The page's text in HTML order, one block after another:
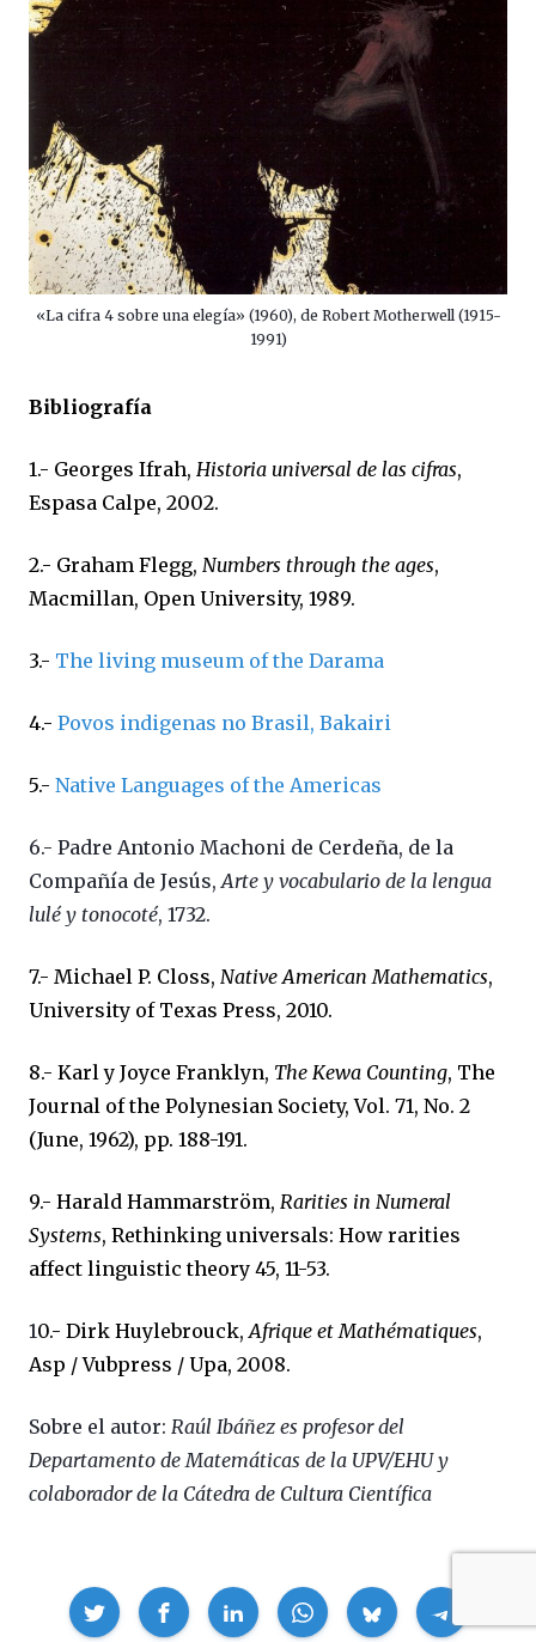
«La cifra 4 sobre una elegía» (1960), de Robert Motherwell (1915-
1991)
Bibliografía
1.- Georges Ifrah, Historia universal de las cifras,
Espasa Calpe, 2002.
2.- Graham Flegg, Numbers through the ages,
Macmillan, Open University, 1989.
3.- The living museum of the Darama
4.- Povos indigenas no Brasil, Bakairi
5.- Native Languages of the Americas
6.- Padre Antonio Machoni de Cerdeña, de la
Compañía de Jesús,Arte y vocabulario de la lengua
lulé y tonocoté, 1732.
7.- Michael P. Closs, Native American Mathematics,
University of Texas Press, 2010.
8.- Karl y Joyce Franklyn, The Kewa Counting, The
Journal of the Polynesian Society, Vol. 71, No. 2
(June, 1962), pp. 188-191.
9.- Harald Hammarström, Rarities in Numeral
Systems, Rethinking universals: How rarities
affect linguistic theory 45, 11-53.
10.- Dirk Huylebrouck, Afrique et Mathématiques,
Asp / Vubpress / Upa, 2008.
Sobre el autor: Raúl Ibáñez es profesor del
Departamento de Matemáticas de la UPV/EHU y
colaborador de la Cátedra de Cultura Científica
Compartir